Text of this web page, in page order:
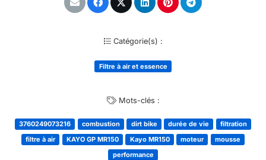
Catégorie(s) :
Filtre à air et essence
Mots-clés :
3760249073216 combustion dirt bike durée de vie
filtration
filtre à air
KAYO GP MR150 Kayo MR150 moteur
mousse
performance